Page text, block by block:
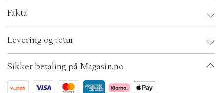
l
t
n
Fakta
EAN: 8028713520143
ID: ADEN41-0008
Levering og retur
Sikker betaling på Magasin.no